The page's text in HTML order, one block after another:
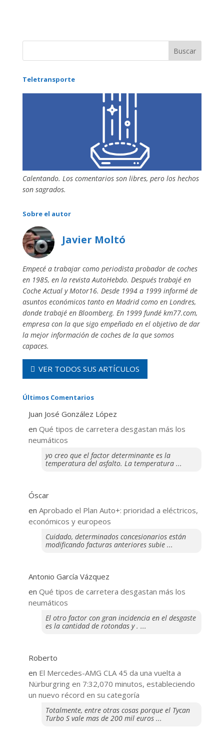
Teletransporte
Calentando. Los comentarios son libres, pero los hechos
son sagrados.
Sobre el autor
Javier Moltó
Empecé a trabajar como periodista probador de coches
en 1985, en la revista AutoHebdo. Después trabajé en
Coche Actual y Motor16. Desde 1994 a 1999 informé de
asuntos económicos tanto en Madrid como en Londres,
donde trabajé en Bloomberg. En 1999 fundé km77.com,
empresa con la que sigo empeñado en el objetivo de dar
la mejor información de coches de la que somos
capaces.
VER TODOS SUS ARTÍCULOS
Últimos Comentarios
Juan José González López
en Qué tipos de carretera desgastan más los
neumáticos
yo creo que el factor determinante es la
temperatura del asfalto. La temperatura ...
Óscar
en Aprobado el Plan Auto+: prioridad a eléctricos,
económicos y europeos
Cuidado, determinados concesionarios están
modificando facturas anteriores subie ...
Antonio García Vázquez
en Qué tipos de carretera desgastan más los
neumáticos
El otro factor con gran incidencia en el desgaste
es la cantidad de rotondas y . ...
Roberto
en El Mercedes-AMG CLA 45 da una vuelta a
Nürburgring en 7:32,070 minutos, estableciendo
un nuevo récord en su categoría
Totalmente, entre otras cosas porque el Tycan
Turbo S vale mas de 200 mil euros ...